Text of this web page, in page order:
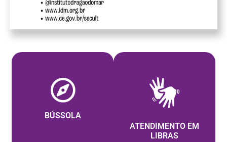
BÚSSOLA
ATENDIMENTO EM
LIBRAS